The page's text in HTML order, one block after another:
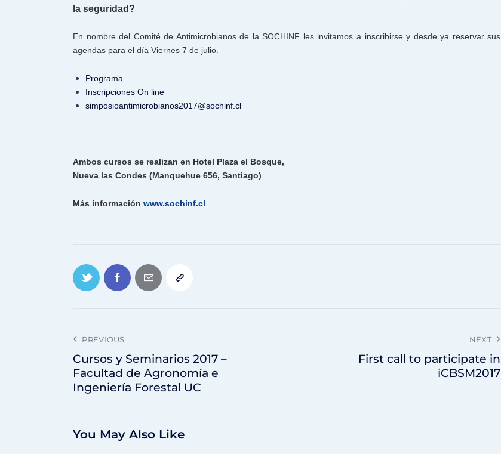
la seguridad?
En nombre del Comité de Antimicrobianos de la SOCHINF les invitamos a inscribirse y desde ya reservar sus
agendas para el día Viernes 7 de julio.
Programa
Inscripciones On line
simposioantimicrobianos2017@sochinf.cl
Ambos cursos se realizan en Hotel Plaza el Bosque,
Nueva las Condes (Manquehue 656, Santiago)
Más información www.sochinf.cl
PREVIOUS
Cursos y Seminarios 2017 –
Facultad de Agronomía e
Ingeniería Forestal UC
NEXT
First call to participate in
iCBSM2017
You May Also Like